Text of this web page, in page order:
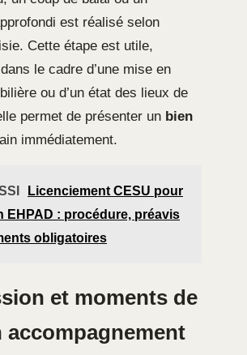
est réalisé selon
Cette étape est utile,
le cadre d’une mise en
ou d’un état des lieux de
permet de présenter un bien
immédiatement.
Licenciement CESU pour
EHPAD : procédure, préavis
obligatoires
et moments de
accompagnement